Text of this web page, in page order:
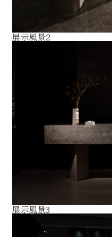
展示風景2
展示風景3